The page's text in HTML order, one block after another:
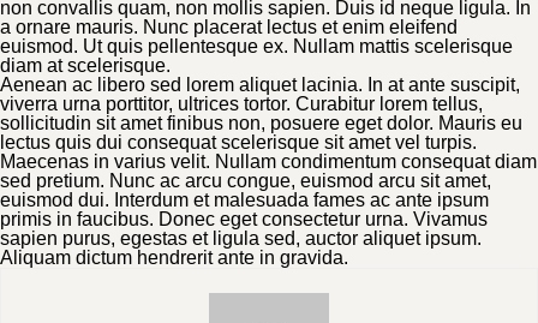
non convallis quam, non mollis sapien. Duis id neque ligula. In
a ornare mauris. Nunc placerat lectus et enim eleifend
euismod. Ut quis pellentesque ex. Nullam mattis scelerisque
diam at scelerisque.
Aenean ac libero sed lorem aliquet lacinia. In at ante suscipit,
viverra urna porttitor, ultrices tortor. Curabitur lorem tellus,
sollicitudin sit amet finibus non, posuere eget dolor. Mauris eu
lectus quis dui consequat scelerisque sit amet vel turpis.
Maecenas in varius velit. Nullam condimentum consequat diam
sed pretium. Nunc ac arcu congue, euismod arcu sit amet,
euismod dui. Interdum et malesuada fames ac ante ipsum
primis in faucibus. Donec eget consectetur urna. Vivamus
sapien purus, egestas et ligula sed, auctor aliquet ipsum.
Aliquam dictum hendrerit ante in gravida.